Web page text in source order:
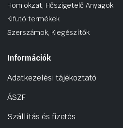
Homlokzat, Hőszigetelő Anyagok
Kifutó termékek
Szerszámok, Kiegészítők
Információk
Adatkezelési tájékoztató
ÁSZF
Szállítás és fizetés